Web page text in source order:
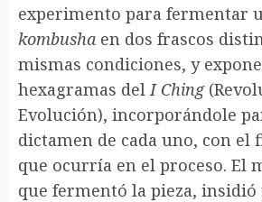
experimento para fermentar
kombusha en dos frascos
mismas condiciones, y
hexagramas delI Ching
Evolución), incorporándole
dictamen de cada uno, con el
que ocurría en el proceso. El
que fermentó la pieza, insidió